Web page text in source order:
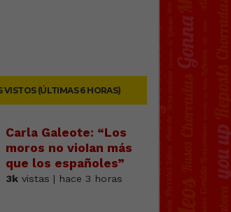
VISTOS (ÚLTIMAS 6 HORAS)
Carla Galeote: “Los
moros no vioIan más
que los españoles”
3kvistas | hace 3 horas